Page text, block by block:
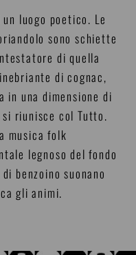
luogo poetico. Le
sono schiette
di quella
di cognac,
una dimensione di
riunisce col Tutto.
musica folk
legnoso del fondo
benzoino suonano
gli animi.